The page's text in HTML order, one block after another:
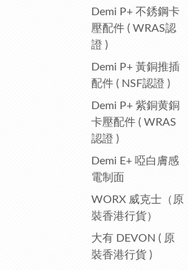
Demi P+ 不銹鋼卡
壓配件 ( WRAS認
證 )
Demi P+ 黃銅推插
配件 ( NSF認證 )
Demi P+ 紫銅黄銅
卡壓配件 ( WRAS
認證 )
Demi E+ 啞白膚感
電制面
WORX 威克士（原
裝香港行貨）
大有 DEVON ( 原
裝香港行貨 )